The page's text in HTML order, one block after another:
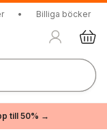
• Billiga böcker
till 50% →